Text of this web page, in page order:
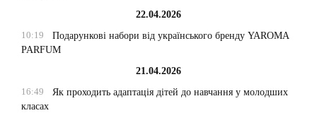
22.04.2026
10:19
Подарункові набори від українського бренду YAROMA
PARFUM
21.04.2026
16:49
Як проходить адаптація дітей до навчання у молодших
класах